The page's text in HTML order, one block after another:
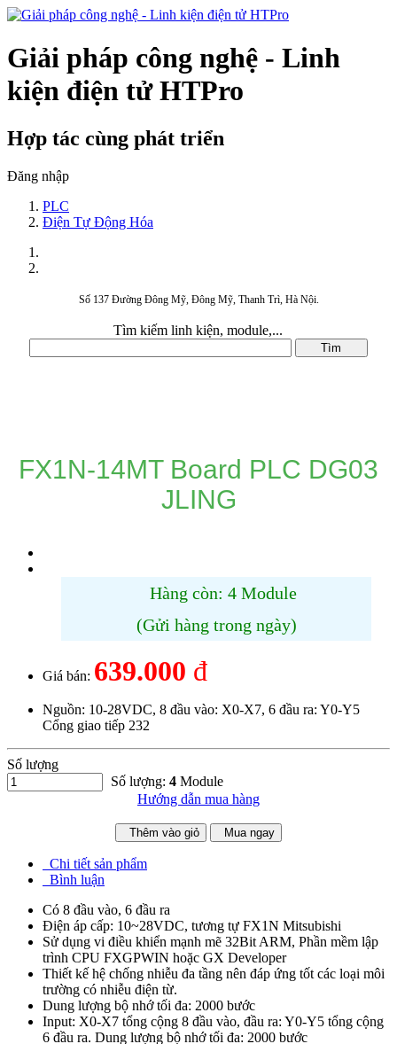
Giải pháp công nghệ - Linh
kiện điện tử HTPro
Hợp tác cùng phát triển
Đăng nhập
PLC
Điện Tự Động Hóa
Số 137 Đường Đông Mỹ, Đông Mỹ, Thanh Trì, Hà Nội.
Tìm kiếm linh kiện, module,...
FX1N-14MT Board PLC DG03
JLING
Hàng còn: 4 Module
(Gửi hàng trong ngày)
Giá bán: 639.000 đ
Nguồn: 10-28VDC, 8 đầu vào: X0-X7, 6 đầu ra: Y0-Y5
Cổng giao tiếp 232
Số lượng
Số lượng: 4 Module
Hướng dẫn mua hàng
Thêm vào giỏ Mua ngay
Chi tiết sản phẩm
Bình luận
Có 8 đầu vào, 6 đầu ra
Điện áp cấp: 10~28VDC, tương tự FX1N Mitsubishi
Sử dụng vi điều khiển mạnh mẽ 32Bit ARM, Phần mềm lập
trình CPU FXGPWIN hoặc GX Developer
Thiết kế hệ chống nhiễu đa tầng nên đáp ứng tốt các loại môi
trường có nhiễu điện từ.
Dung lượng bộ nhớ tối đa: 2000 bước
Input: X0-X7 tổng cộng 8 đầu vào, đầu ra: Y0-Y5 tổng cộng
6 đầu ra. Dung lượng bộ nhớ tối đa: 2000 bước